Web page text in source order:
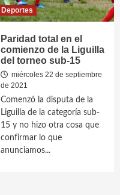
Deportes
Paridad total en el
comienzo de la Liguilla
del torneo sub-15
miércoles 22 de septiembre
de 2021
Comenzó la disputa de la
Liguilla de la categoría sub-
15 y no hizo otra cosa que
confirmar lo que
anunciamos...